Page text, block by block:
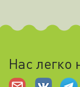
Нас легко